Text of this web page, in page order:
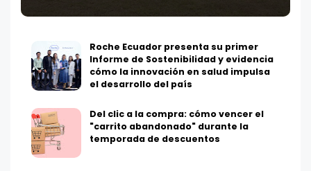
Roche Ecuador presenta su primer
Informe de Sostenibilidad y evidencia
cómo la innovación en salud impulsa
el desarrollo del país
Del clic a la compra: cómo vencer el
"carrito abandonado" durante la
temporada de descuentos